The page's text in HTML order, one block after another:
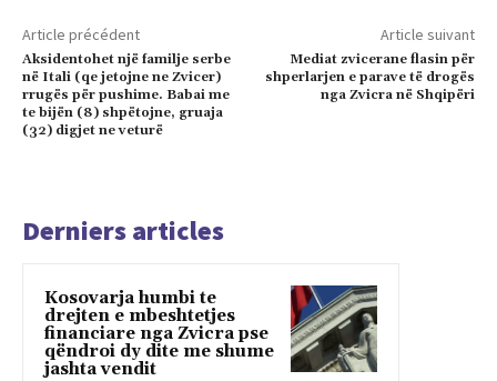
Article précédent
Aksidentohet një familje serbe
në Itali (qe jetojne ne Zvicer)
rrugës për pushime. Babai me
te bijën (8) shpëtojne, gruaja
(32) digjet ne veturë
Article suivant
Mediat zvicerane flasin për
shperlarjen e parave të drogës
nga Zvicra në Shqipëri
Derniers articles
Kosovarja humbi te
drejten e mbeshtetjes
financiare nga Zvicra pse
qëndroi dy dite me shume
jashta vendit